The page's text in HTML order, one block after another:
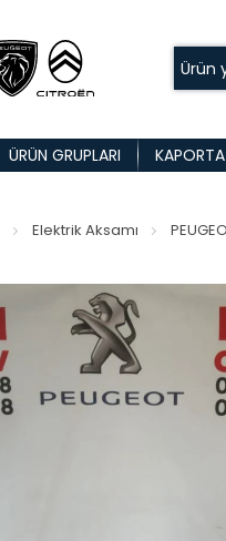
ÜRÜN GRUPLARI
Elektrik Aksamı